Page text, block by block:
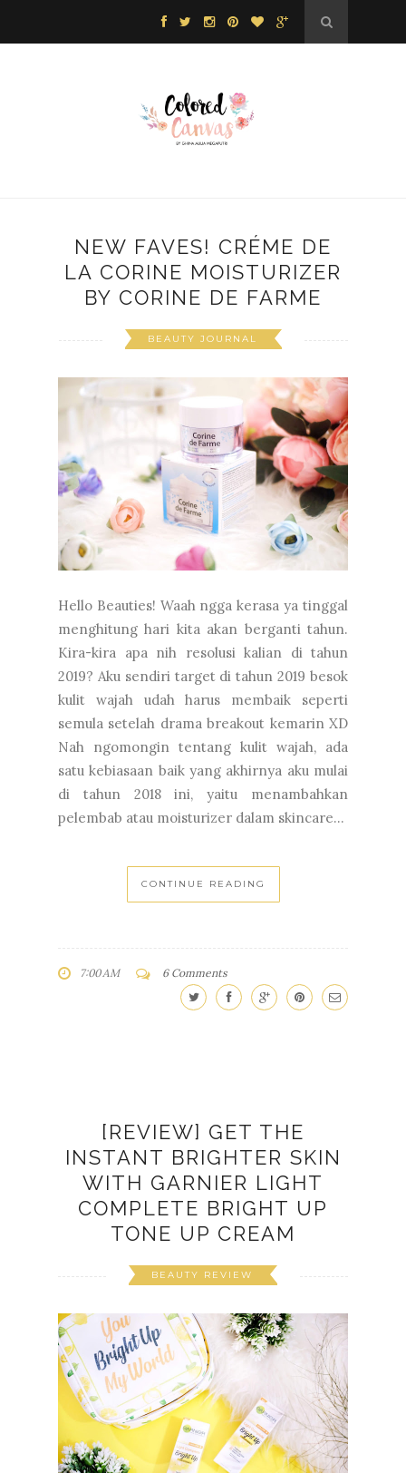
NEW FAVES! CRÉME DE
LA CORINE MOISTURIZER
BY CORINE DE FARME
BEAUTY JOURNAL
Hello Beauties! Waah ngga kerasa ya tinggal
menghitung hari kita akan berganti tahun.
Kira-kira apa nih resolusi kalian di tahun
2019? Aku sendiri target di tahun 2019 besok
kulit wajah udah harus membaik seperti
semula setelah drama breakout kemarin XD
Nah ngomongin tentang kulit wajah, ada
satu kebiasaan baik yang akhirnya aku mulai
di tahun 2018 ini, yaitu menambahkan
pelembab atau moisturizer dalam skincare...
CONTINUE READING
7:00 AM 6 Comments
[REVIEW] GET THE
INSTANT BRIGHTER SKIN
WITH GARNIER LIGHT
COMPLETE BRIGHT UP
TONE UP CREAM
BEAUTY REVIEW